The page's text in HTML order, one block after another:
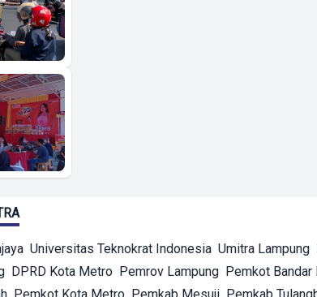
Universitas Teknokrat Indonesia Umitra Lampung
DPRD Kota Metro Pemrov Lampung Pemkot Bandar